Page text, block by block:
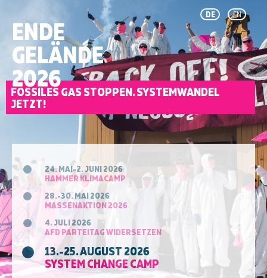
DE EN
ENDE
GELÄNDE
2026
FOSSILES GAS STOPPEN. SYSTEMWANDEL
JETZT!
24. MAI-2. JUNI 2026
HAMMER KLIMACAMP
28.-30. MAI 2026
MASSENAKTION 2026
4. JULI 2026
AFD PARTEITAG WIDERSETZEN
13.-25. AUGUST 2026
SYSTEM CHANGE CAMP